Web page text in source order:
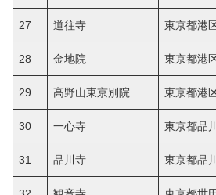
27 道往寺 東京都港
28 金地院 東京都港
29 高野山東京別院 東京都港
30 一心寺 東京都品
31 品川寺 東京都品